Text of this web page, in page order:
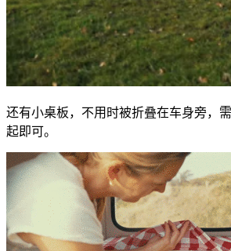
还有小桌板，不用时被折叠在车身旁，
起即可。